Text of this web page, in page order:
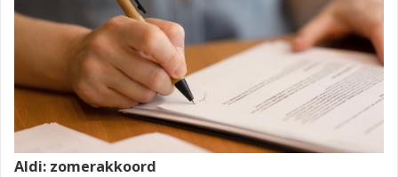
Aldi: zomerakkoord